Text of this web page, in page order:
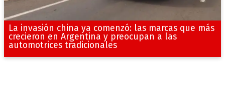
La invasión china ya comenzó: las marcas que más
crecieron en Argentina y preocupan a las
automotrices tradicionales